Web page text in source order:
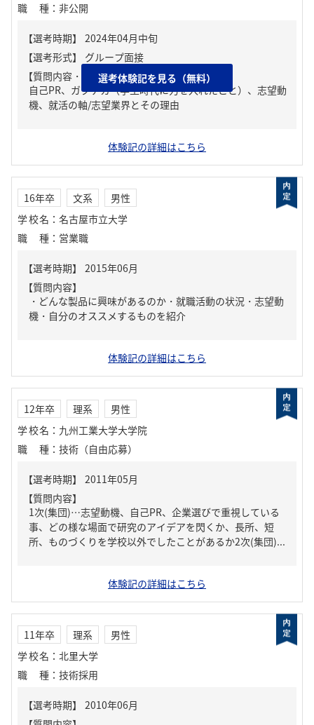
職種 ： 非公開
【質問内容・課題】
自己PR、ガクチカ（学生時代に力を入れたこと）、志望動
機、就活の軸/志望業界とその理由
選考体験記を見る（無料）
体験記の詳細はこちら
16年卒 文系
男性
学校名 ： 名古屋市立大学
職種 ： 営業職
【質問内容】
・どんな製品に興味があるのか・就職活動の状況・志望動
機・自分のオススメするものを紹介
体験記の詳細はこちら
12年卒 理系
男性
学校名 ： 九州工業大学大学院
職種 ： 技術（自由応募）
【質問内容】
1次(集団)…志望動機、自己PR、企業選びで重視している
事、どの様な場面で研究のアイデアを閃くか、長所、短
所、ものづくりを学校以外でしたことがあるか2次(集団)...
体験記の詳細はこちら
11年卒 理系
男性
学校名 ： 北里大学
職種 ： 技術採用